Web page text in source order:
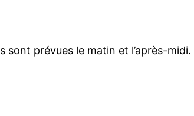
sont prévues le matin et l’après-midi.